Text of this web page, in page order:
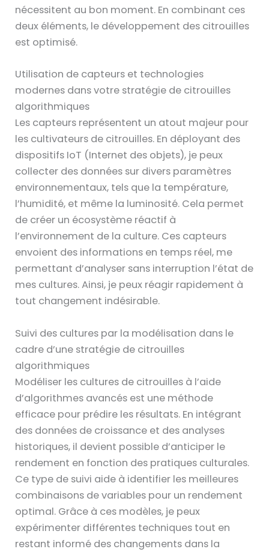
nécessitent au bon moment. En combinant ces
deux éléments, le développement des citrouilles
est optimisé.
Utilisation de capteurs et technologies
modernes dans votre stratégie de citrouilles
algorithmiques
Les capteurs représentent un atout majeur pour
les cultivateurs de citrouilles. En déployant des
dispositifs IoT (Internet des objets), je peux
collecter des données sur divers paramètres
environnementaux, tels que la température,
l’humidité, et même la luminosité. Cela permet
de créer un écosystème réactif à
l’environnement de la culture. Ces capteurs
envoient des informations en temps réel, me
permettant d’analyser sans interruption l’état de
mes cultures. Ainsi, je peux réagir rapidement à
tout changement indésirable.
Suivi des cultures par la modélisation dans le
cadre d’une stratégie de citrouilles
algorithmiques
Modéliser les cultures de citrouilles à l’aide
d’algorithmes avancés est une méthode
efficace pour prédire les résultats. En intégrant
des données de croissance et des analyses
historiques, il devient possible d’anticiper le
rendement en fonction des pratiques culturales.
Ce type de suivi aide à identifier les meilleures
combinaisons de variables pour un rendement
optimal. Grâce à ces modèles, je peux
expérimenter différentes techniques tout en
restant informé des changements dans la